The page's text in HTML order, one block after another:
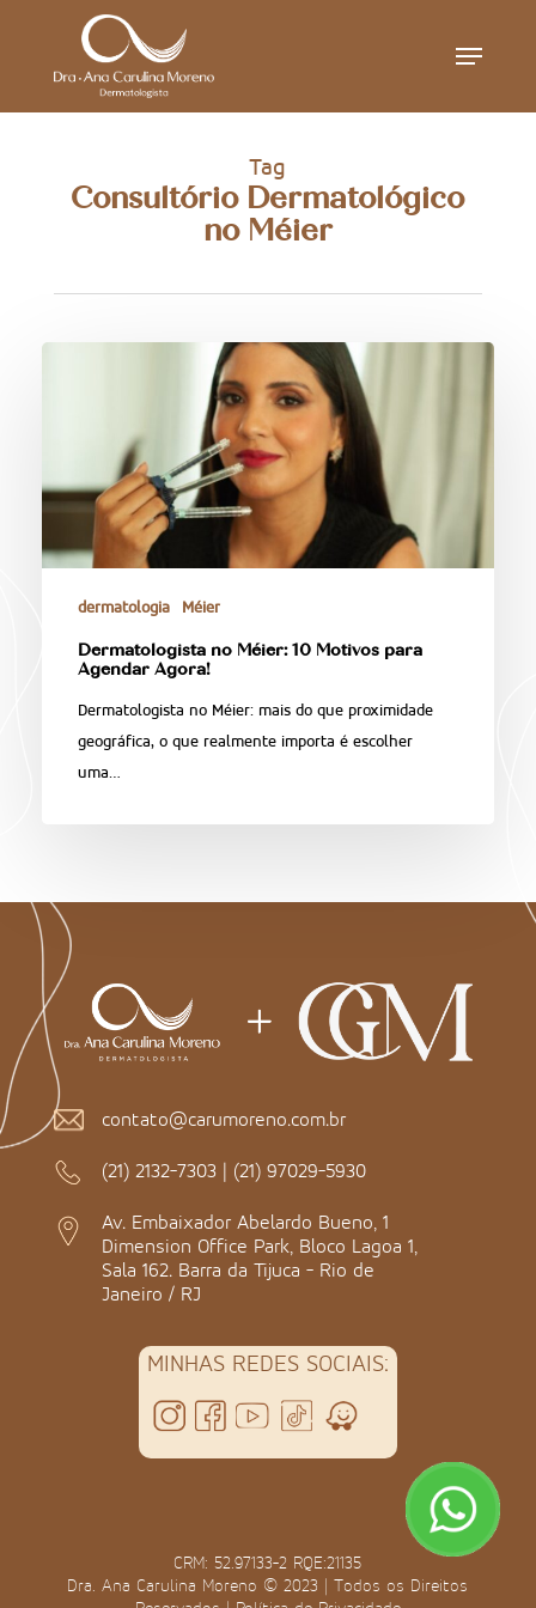
Menu
Tag
Consultório Dermatológico
no Méier
dermatologia Méier
Dermatologista no Méier: 10 Motivos para
Agendar Agora!
Dermatologista no Méier: mais do que proximidade
geográfica, o que realmente importa é escolher
uma…
contato@carumoreno.com.br
(21) 2132-7303 | (21) 97029-5930
Av. Embaixador Abelardo Bueno, 1
Dimension Office Park, Bloco Lagoa 1,
Sala 162. Barra da Tijuca - Rio de
Janeiro / RJ
MINHAS REDES SOCIAIS:
CRM: 52.97133-2 RQE:21135
Dra. Ana Carulina Moreno © 2023 | Todos os Direitos